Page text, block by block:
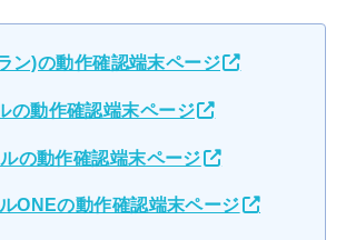
ン)の動作確認端末ページ
の動作確認端末ページ
の動作確認端末ページ
ONEの動作確認端末ページ